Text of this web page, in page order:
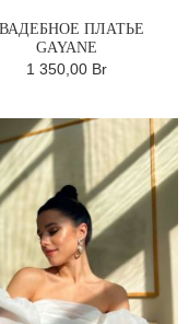
ПЛАТЬЕ
GAYANE
1 350,00 Br